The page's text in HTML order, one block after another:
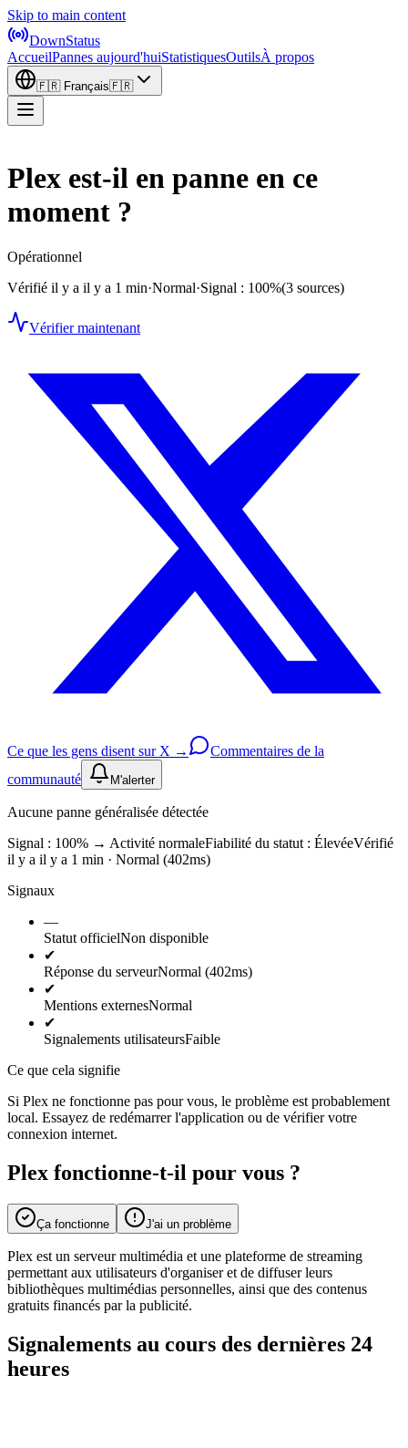
Skip to main content
DownStatus
AccueilPannes aujourd'huiStatistiquesOutilsÀ propos
🇫🇷 Français🇫🇷
Plex est-il en panne en ce
moment ?
Opérationnel
Vérifié il y a il y a 1 min·Normal·Signal : 100%(3 sources)
Vérifier maintenant
Ce que les gens disent sur X →
Commentaires de la
communauté
M'alerter
Aucune panne généralisée détectée
Signal : 100% → Activité normaleFiabilité du statut : ÉlevéeVérifié
il y a il y a 1 min · Normal (402ms)
Signaux
—
Statut officielNon disponible
✔
Réponse du serveurNormal (402ms)
✔
Mentions externesNormal
✔
Signalements utilisateursFaible
Ce que cela signifie
Si Plex ne fonctionne pas pour vous, le problème est probablement
local. Essayez de redémarrer l'application ou de vérifier votre
connexion internet.
Plex fonctionne-t-il pour vous ?
Ça fonctionne J'ai un problème
Plex est un serveur multimédia et une plateforme de streaming
permettant aux utilisateurs d'organiser et de diffuser leurs
bibliothèques multimédias personnelles, ainsi que des contenus
gratuits financés par la publicité.
Signalements au cours des dernières 24
heures